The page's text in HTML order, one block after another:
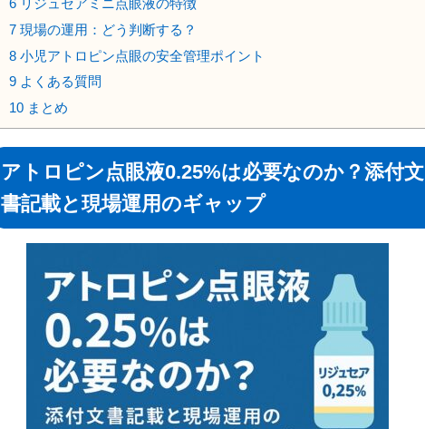
6 リジュセアミニ点眼液の特徴
7 現場の運用：どう判断する？
8 小児アトロピン点眼の安全管理ポイント
9 よくある質問
10 まとめ
アトロピン点眼液0.25%は必要なのか？添付文
書記載と現場運用のギャップ